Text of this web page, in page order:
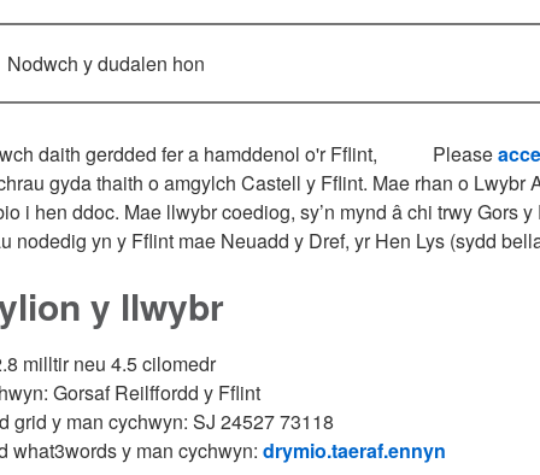
Nodwch y dudalen hon
Please
daith gerdded fer a hamddenol o'r Fflint,
gyda thaith o amgylch Castell y Fflint. Mae rhan o
i hen ddoc. Mae llwybr coediog, sy’n mynd â chi trwy Gors
nodedig yn y Fflint mae Neuadd y Dref, yr Hen Lys (sydd
y llwybr
milltir neu 4.5 cilomedr
Gorsaf Reilffordd y Fflint
grid y man cychwyn: SJ 24527 73118
what3words y man cychwyn: drymio.taeraf.ennyn